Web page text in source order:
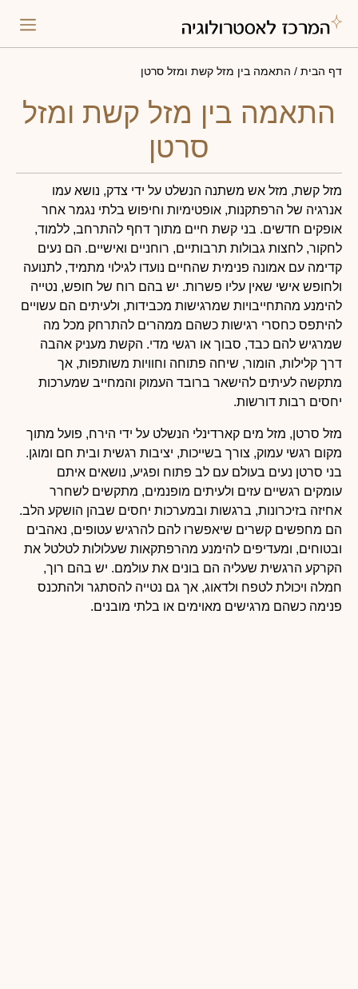
דף הבית / התאמה בין מזל קשת ומזל סרטן
התאמה בין מזל קשת ומזל
סרטן
מזל קשת, מזל אש משתנה הנשלט על ידי צדק, נושא עמו
אנרגיה של הרפתקנות, אופטימיות וחיפוש בלתי נגמר אחר
אופקים חדשים. בני קשת חיים מתוך דחף להתרחב, ללמוד,
לחקור, לחצות גבולות תרבותיים, רוחניים ואישיים. הם נעים
קדימה עם אמונה פנימית שהחיים נועדו לגילוי מתמיד, לתנועה
ולחופש אישי שאין עליו פשרות. יש בהם רוח של חופש, נטייה
להימנע מהתחייבויות שמרגישות מכבידות, ולעיתים הם עשויים
להיתפס כחסרי רגישות כשהם ממהרים להתרחק מכל מה
שמרגיש להם כבד, סבוך או רגשי מדי. הקשת מעניק אהבה
דרך קלילות, הומור, שיחה פתוחה וחוויות משותפות, אך
מתקשה לעיתים להישאר ברובד העמוק והמחייב שמערכות
יחסים רבות דורשות.
מזל סרטן, מזל מים קארדינלי הנשלט על ידי הירח, פועל מתוך
מקום רגשי עמוק, צורך בשייכות, יציבות רגשית ובית חם ומוגן.
בני סרטן נעים בעולם עם לב פתוח ופגיע, נושאים איתם
עומקים רגשיים עזים ולעיתים מופנמים, מתקשים לשחרר
אחיזה בזיכרונות, ברגשות ובמערכות יחסים שבהן הושקע הלב.
הם מחפשים קשרים שיאפשרו להם להרגיש עטופים, נאהבים
ובטוחים, ומעדיפים להימנע מהרפתקאות שעלולות לטלטל את
הקרקע הרגשית שעליה הם בונים את עולמם. יש בהם רוך,
חמלה ויכולת לטפח ולדאוג, אך גם נטייה להסתגר ולהתכנס
פנימה כשהם מרגישים מאוימים או בלתי מובנים.